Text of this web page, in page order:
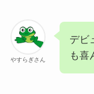
やすらぎさん
デビ
も喜